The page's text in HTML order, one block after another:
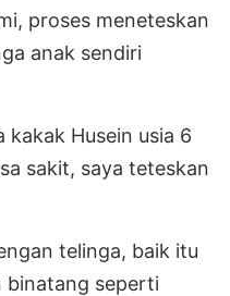
proses meneteskan
anak sendiri
kakak Husein usia 6
sakit, saya teteskan
telinga, baik itu
binatang seperti